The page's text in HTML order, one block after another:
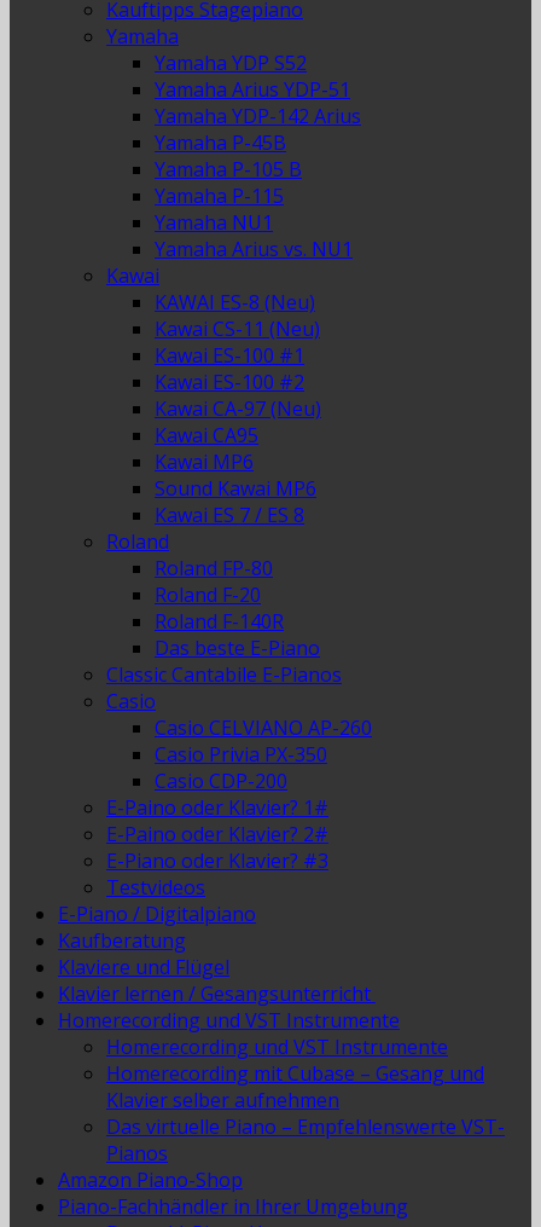
Kauftipps Stagepiano
Yamaha
Yamaha YDP S52
Yamaha Arius YDP-51
Yamaha YDP-142 Arius
Yamaha P-45B
Yamaha P-105 B
Yamaha P-115
Yamaha NU1
Yamaha Arius vs. NU1
Kawai
KAWAI ES-8 (Neu)
Kawai CS-11 (Neu)
Kawai ES-100 #1
Kawai ES-100 #2
Kawai CA-97 (Neu)
Kawai CA95
Kawai MP6
Sound Kawai MP6
Kawai ES 7 / ES 8
Roland
Roland FP-80
Roland F-20
Roland F-140R
Das beste E-Piano
Classic Cantabile E-Pianos
Casio
Casio CELVIANO AP-260
Casio Privia PX-350
Casio CDP-200
E-Paino oder Klavier? 1#
E-Paino oder Klavier? 2#
E-Piano oder Klavier? #3
Testvideos
E-Piano / Digitalpiano
Kaufberatung
Klaviere und Flügel
Klavier lernen / Gesangsunterricht
Homerecording und VST Instrumente
Homerecording und VST Instrumente
Homerecording mit Cubase – Gesang und
Klavier selber aufnehmen
Das virtuelle Piano – Empfehlenswerte VST-
Pianos
Amazon Piano-Shop
Piano-Fachhändler in Ihrer Umgebung